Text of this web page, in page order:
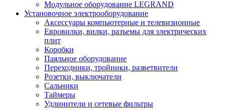
Модульное оборудование LEGRAND
Установочное электрооборудование
Аксессуары компьютерные и телевизионные
Евровилки, вилки, разъемы для электрических
плит
Коробки
Паяльное оборудование
Переходники, тройники, разветвители
Розетки, выключатели
Сальники
Таймеры
Удлинители и сетевые фильтры